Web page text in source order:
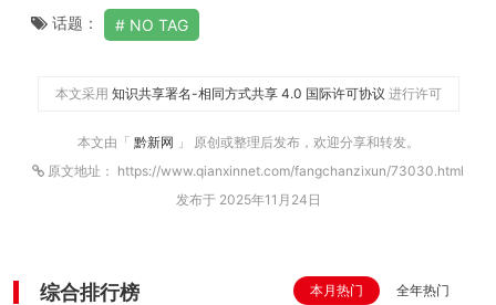
话题： NO TAG
本文采用 知识共享署名-相同方式共享 4.0 国际许可协议 进行许可
本文由「 黔新网 」 原创或整理后发布，欢迎分享和转发。
原文地址： https://www.qianxinnet.com/fangchanzixun/73030.html
发布于 2025年11月24日
综合排行榜 本月热门 全年热门